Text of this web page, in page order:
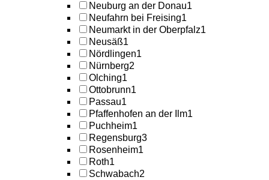
Neuburg an der Donau1
Neufahrn bei Freising1
Neumarkt in der Oberpfalz1
Neusäß1
Nördlingen1
Nürnberg2
Olching1
Ottobrunn1
Passau1
Pfaffenhofen an der Ilm1
Puchheim1
Regensburg3
Rosenheim1
Roth1
Schwabach2